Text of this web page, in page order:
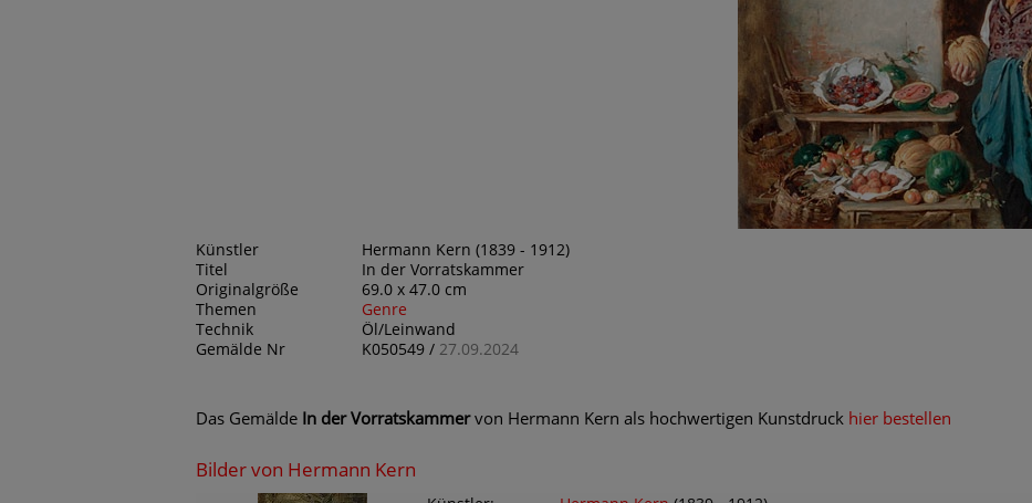
Künstler
Hermann Kern (1839 - 1912)
Titel
In der Vorratskammer
Originalgröße
69.0 x 47.0 cm
Themen
Genre
Technik
Öl/Leinwand
Gemälde Nr
K050549 / 27.09.2024
Das Gemälde In der Vorratskammervon Hermann Kern als hochwertigen Kunstdruck hier bestellen
Bilder von Hermann Kern